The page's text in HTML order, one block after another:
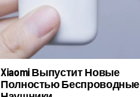
Xiaomi Выпустит Новые
Полностью Беспроводные